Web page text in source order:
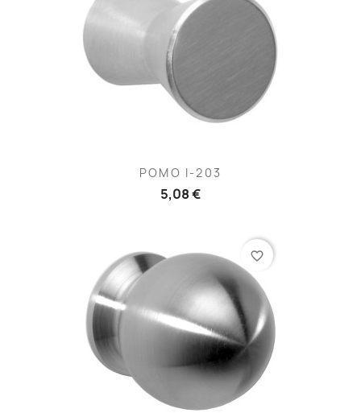
POMO I-203
5,08 €
favorite_border